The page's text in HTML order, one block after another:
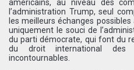
américains, au niveau des
l’administration Trump, seul
les meilleurs échanges possibles
uniquement le souci de
du parti démocrate, qui font du
du droit international des
incontournables.